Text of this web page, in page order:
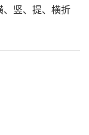
竖、提、横折